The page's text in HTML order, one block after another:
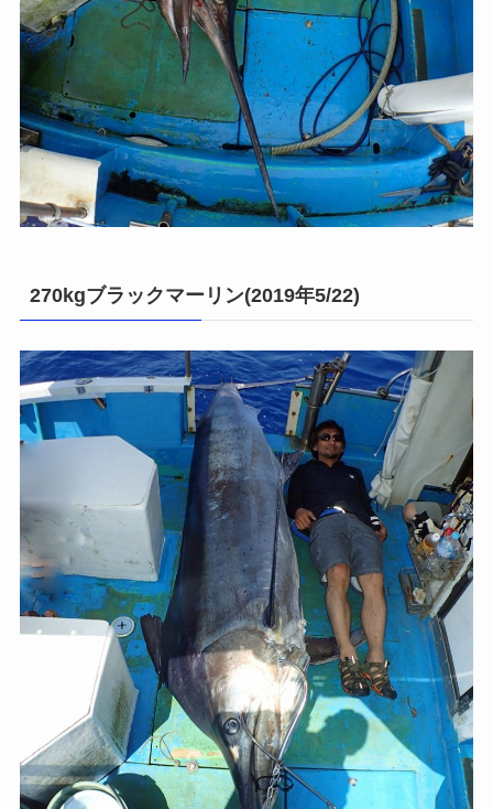
270kgブラックマーリン(2019年5/22)